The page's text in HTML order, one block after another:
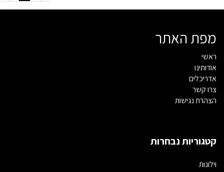
מפת האתר
ראשי
אודותינו
אדריכלים
צרו קשר
הצהרת נגישות
קטגוריות נבחרות
וילונות